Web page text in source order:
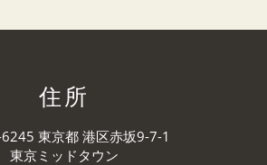
住所
東京都 港区赤坂9-7-1
東京ミッドタウン